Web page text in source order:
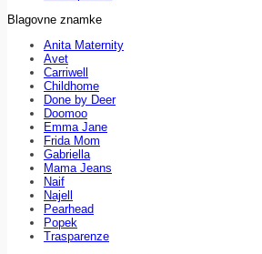
Blagovne znamke
Anita Maternity
Avet
Carriwell
Childhome
Done by Deer
Doomoo
Emma Jane
Frida Mom
Gabriella
Mama Jeans
Naif
Najell
Pearhead
Popek
Trasparenze